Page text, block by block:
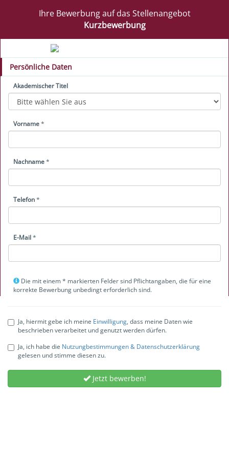
Ihre Bewerbung auf das Stellenangebot
Kurzbewerbung
Persönliche Daten
Akademischer Titel
Vorname*
Nachname*
Telefon*
E-Mail*
Die mit einem * markierten Felder sind Pflichtangaben, die für eine
korrekte Bewerbung unbedingt erforderlich sind.
Ja, hiermit gebe ich meine Einwilligung, dass meine Daten wie
beschrieben verarbeitet und genutzt werden dürfen.
Ja, ich habe die Nutzungbestimmungen & Datenschutzerklärung
gelesen und stimme diesen zu.
Jetzt bewerben!